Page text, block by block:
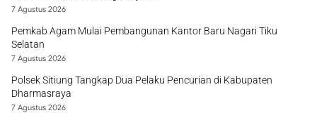
7 Agustus 2026
Pemkab Agam Mulai Pembangunan Kantor Baru Nagari Tiku
Selatan
7 Agustus 2026
Polsek Sitiung Tangkap Dua Pelaku Pencurian di Kabupaten
Dharmasraya
7 Agustus 2026